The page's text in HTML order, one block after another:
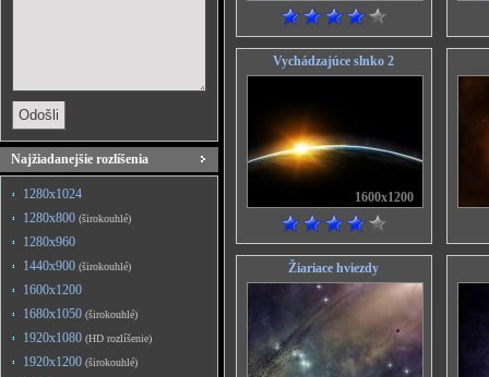
Najžiadanejšie rozlíšenia
1280x1024
1280x800 (širokouhlé)
1280x960
1440x900 (širokouhlé)
1600x1200
1680x1050 (širokouhlé)
1920x1080 (HD rozlíšenie)
1920x1200 (širokouhlé)
Vychádzajúce slnko 2
1600x1200
Žiariace hviezdy